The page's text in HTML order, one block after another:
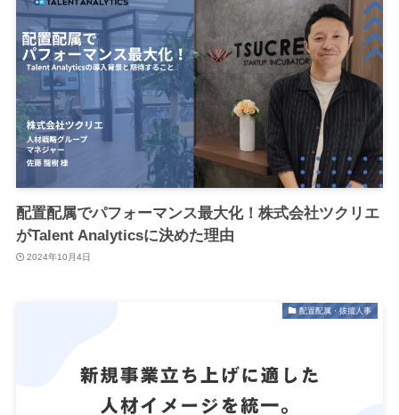
配置配属でパフォーマンス最大化！株式会社ツクリエ
がTalent Analyticsに決めた理由
2024年10月4日
配置配属・抜擢人事